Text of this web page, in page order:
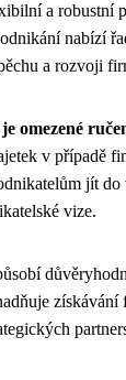
a robustní
nabízí
a rozvoji
omezené
v případě
jít do
vize.
získávání